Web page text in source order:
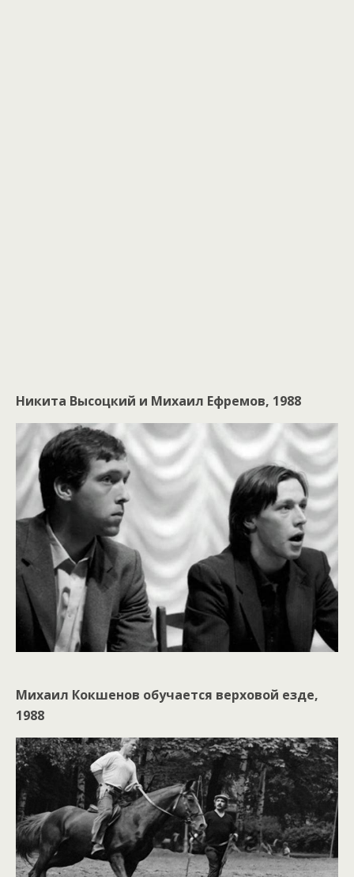
Никита Высоцкий и Михаил Ефремов, 1988
Михаил Кокшенов обучается верховой езде,
1988